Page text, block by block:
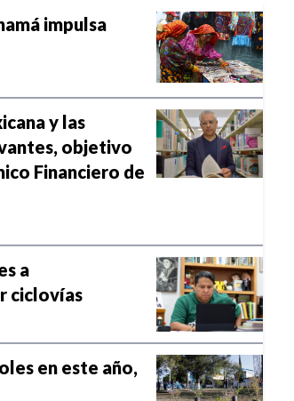
impulsa
y las
objetivo
Financiero de
a
ciclovías
en este año,